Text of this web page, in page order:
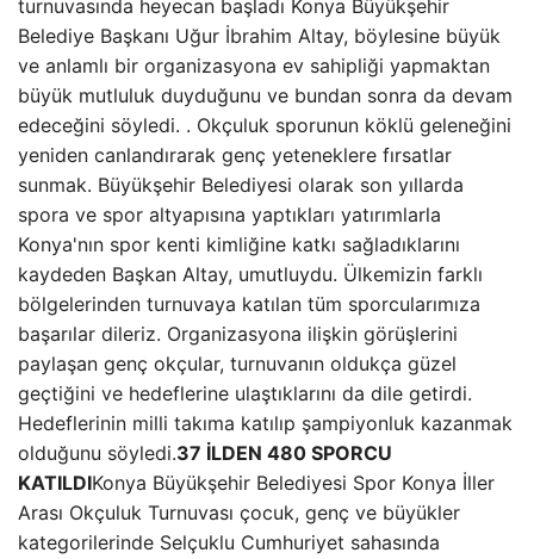
turnuvasında heyecan başladı Konya Büyükşehir
Belediye Başkanı Uğur İbrahim Altay, böylesine büyük
ve anlamlı bir organizasyona ev sahipliği yapmaktan
büyük mutluluk duyduğunu ve bundan sonra da devam
edeceğini söyledi. . Okçuluk sporunun köklü geleneğini
yeniden canlandırarak genç yeteneklere fırsatlar
sunmak. Büyükşehir Belediyesi olarak son yıllarda
spora ve spor altyapısına yaptıkları yatırımlarla
Konya'nın spor kenti kimliğine katkı sağladıklarını
kaydeden Başkan Altay, umutluydu. Ülkemizin farklı
bölgelerinden turnuvaya katılan tüm sporcularımıza
başarılar dileriz. Organizasyona ilişkin görüşlerini
paylaşan genç okçular, turnuvanın oldukça güzel
geçtiğini ve hedeflerine ulaştıklarını da dile getirdi.
Hedeflerinin milli takıma katılıp şampiyonluk kazanmak
olduğunu söyledi.37 İLDEN 480 SPORCU
KATILDIKonya Büyükşehir Belediyesi Spor Konya İller
Arası Okçuluk Turnuvası çocuk, genç ve büyükler
kategorilerinde Selçuklu Cumhuriyet sahasında